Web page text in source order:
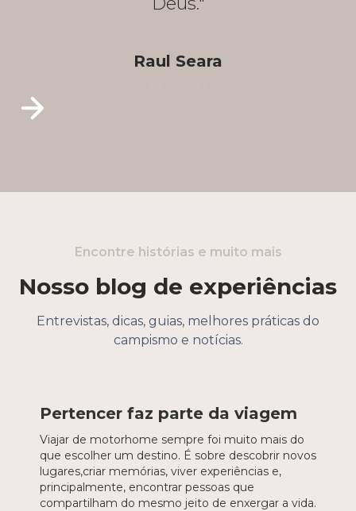
Raul Seara
Encontre histórias e muito mais
Nosso blog de experiências
Entrevistas, dicas, guias, melhores práticas do
campismo e notícias.
Pertencer faz parte da viagem
Viajar de motorhome sempre foi muito mais do
que escolher um destino. É sobre descobrir novos
lugares,criar memórias, viver experiências e,
principalmente, encontrar pessoas que
compartilham do mesmo jeito de enxergar a vida.